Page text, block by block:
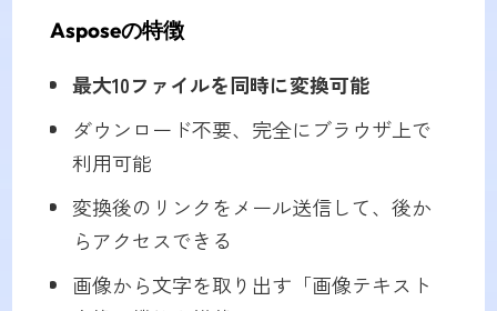
Asposeの特徴
最大10ファイルを同時に変換可能
ダウンロード不要、完全にブラウザ上で
利用可能
変換後のリンクをメール送信して、後か
らアクセスできる
画像から文字を取り出す「画像テキスト